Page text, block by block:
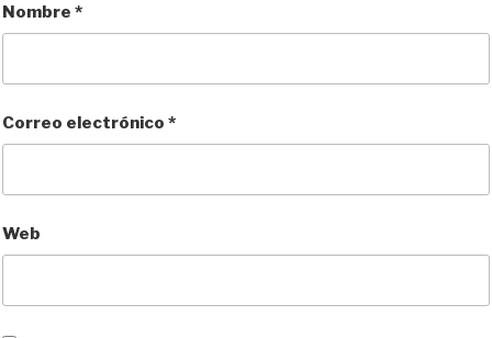
Nombre *
Correo electrónico *
Web